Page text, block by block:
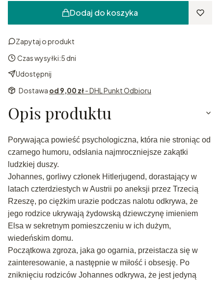
Dodaj do koszyka
Zapytaj o produkt
Czas wysyłki:5 dni
Udostępnij
Dostawa od 9,00 zł- DHL Punkt Odbioru
Opis produktu
Porywająca powieść psychologiczna, która nie stroniąc od
czarnego humoru, odsłania najmroczniejsze zakątki
ludzkiej duszy.
Johannes, gorliwy członek Hitlerjugend, dorastający w
latach czterdziestych w Austrii po aneksji przez Trzecią
Rzeszę, po ciężkim urazie podczas nalotu odkrywa, że
jego rodzice ukrywają żydowską dziewczynę imieniem
Elsa w sekretnym pomieszczeniu w ich dużym,
wiedeńskim domu.
Początkowa zgroza, jaka go ogarnia, przeistacza się w
zainteresowanie, a następnie w miłość i obsesję. Po
zniknięciu rodziców Johannes odkrywa, że jest jedyną